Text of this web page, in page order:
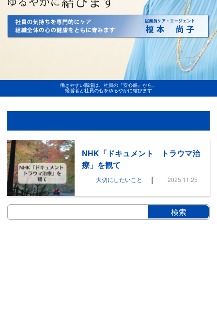
働きやすい職場は、社員の『安心感』から。
経営者と社員の心をゆるやかに結びます
NHK「ドキュメント トラウマ治
療」を観て
大切にしたいこと | 2025.11.25